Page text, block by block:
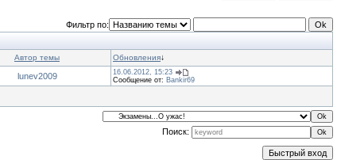
Фильтр по:
Автор темы Обновления↓
lunev2009
16.06.2012, 15:23
Сообщение от: Bankir69
Поиск: